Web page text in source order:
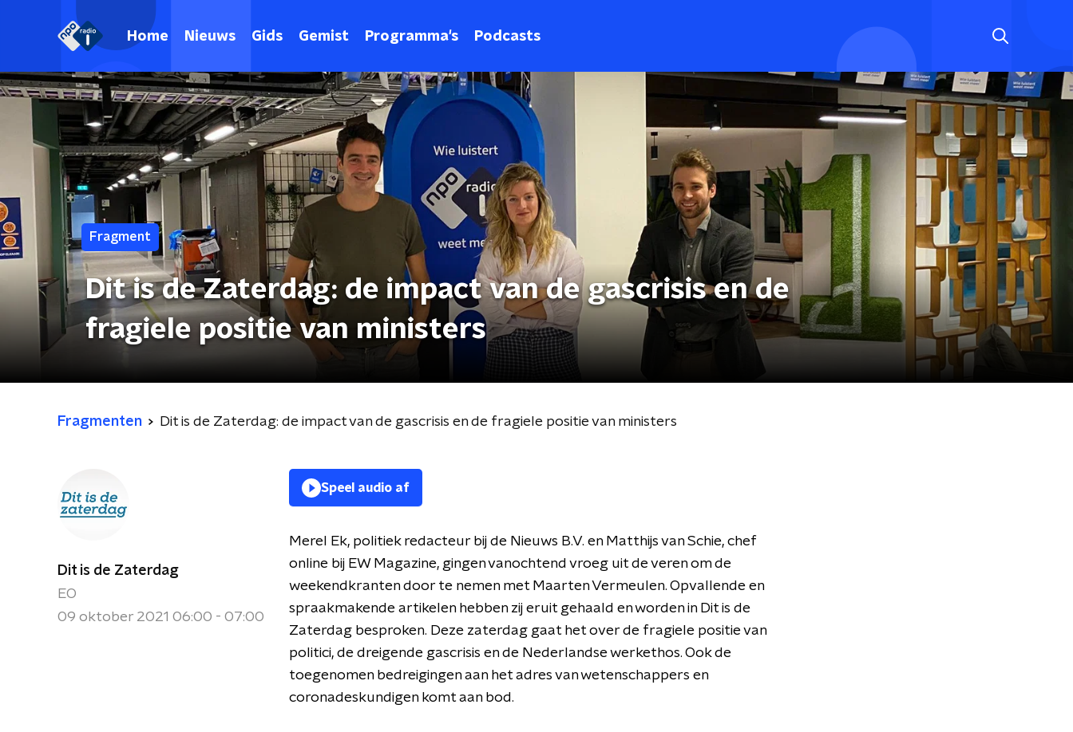
Home Nieuws Gids Gemist Programma's Podcasts
Fragment
Dit is de Zaterdag: de impact van de gascrisis en de
fragiele positie van ministers
Fragmenten Dit is de Zaterdag: de impact van de gascrisis en de fragiele positie van ministers
Dit is de Zaterdag
EO
09 oktober 2021 06:00 - 07:00
Speel audio af
Merel Ek, politiek redacteur bij de Nieuws B.V. en Matthijs van Schie, chef
online bij EW Magazine, gingen vanochtend vroeg uit de veren om de
weekendkranten door te nemen met Maarten Vermeulen. Opvallende en
spraakmakende artikelen hebben zij eruit gehaald en worden in Dit is de
Zaterdag besproken. Deze zaterdag gaat het over de fragiele positie van
politici, de dreigende gascrisis en de Nederlandse werkethos. Ook de
toegenomen bedreigingen aan het adres van wetenschappers en
coronadeskundigen komt aan bod.